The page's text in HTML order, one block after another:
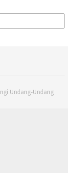
Undang-Undang